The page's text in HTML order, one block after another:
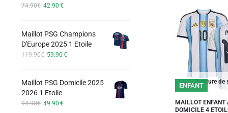
plusieurs
variations.
Les
options
peuvent
être
choisies
sur
Rupture de
26/27
ENFANT
MAILLOT ENFANT
DOMICILE 4
74.90€ Le
était :
74.90€.
42.90 €Le
est :
42.90€.
Maillot PSG Champions
D'Europe 2025 1 Etoile
119.90€ Le
était :
119.90€.
59.90 €Le
est :
Maillot PSG Domicile 2025
2026 1 Etoile
94.90€ Le
49.90 €Le